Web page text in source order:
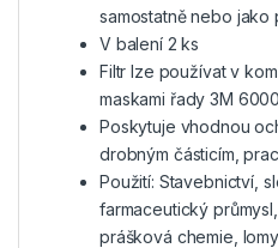
samostatně nebo jako
V balení 2 ks
Filtr lze používat v
maskami řady 3M
Poskytuje vhodnou
drobným částicím,
Použití: Stavebnictví,
farmaceutický
prášková chemie,